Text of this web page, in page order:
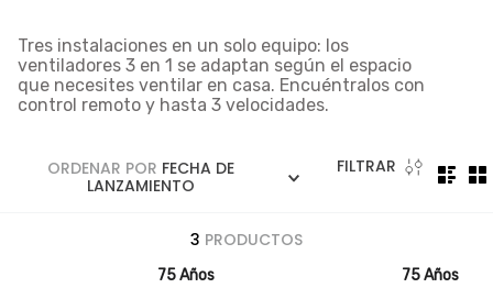
Tres instalaciones en un solo equipo: los
ventiladores 3 en 1 se adaptan según el espacio
que necesites ventilar en casa. Encuéntralos con
control remoto y hasta 3 velocidades.
ORDENAR POR FECHA DE
LANZAMIENTO
FILTRAR
3 PRODUCTOS
75 Años 75 Años
.
licuadora
.
ollas
monarca